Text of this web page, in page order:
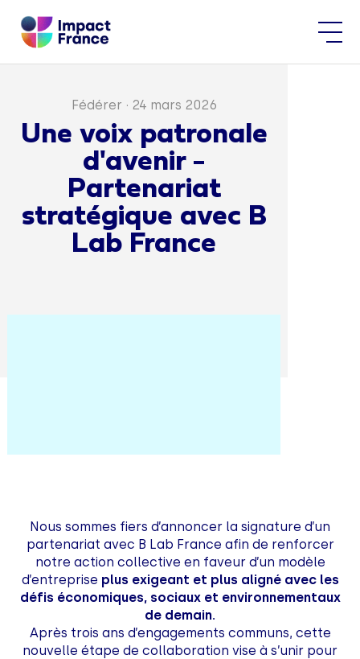
Fédérer · 24 mars 2026
Une voix patronale
d'avenir -
Partenariat
stratégique avec B
Lab France
Nous sommes fiers d’annoncer la signature d’un
partenariat avec B Lab France afin de renforcer
notre action collective en faveur d’un modèle
d’entreprise plus exigeant et plus aligné avec les
défis économiques, sociaux et environnementaux
de demain.
Après trois ans d’engagements communs, cette
nouvelle étape de collaboration vise à s’unir pour